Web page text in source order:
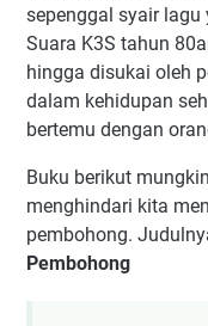
sepenggal syair lagu
Suara K3S tahun
hingga disukai oleh
dalam kehidupan
bertemu dengan
Buku berikut
menghindari kita
pembohong.
Pembohong